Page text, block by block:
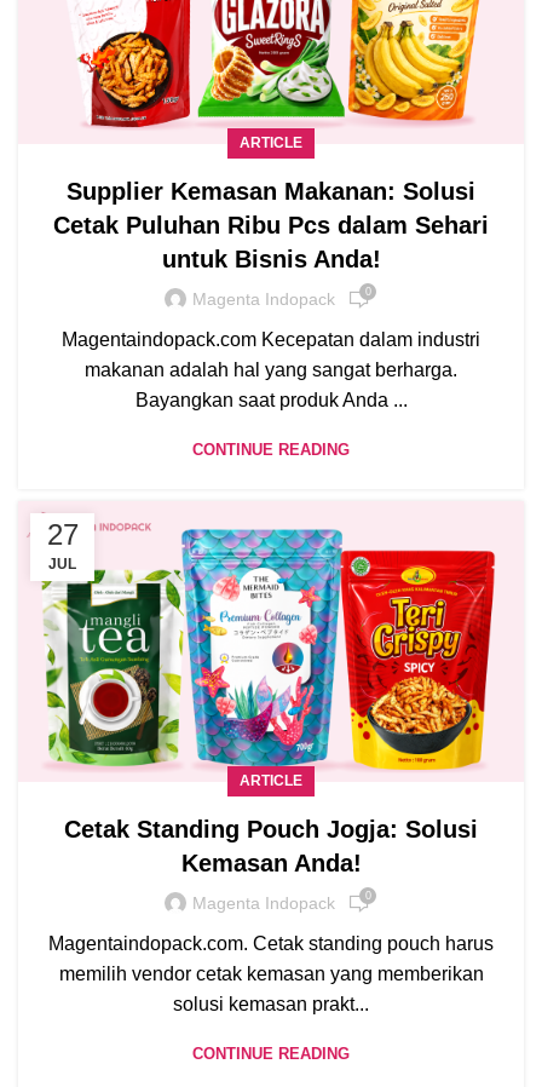
ARTICLE
Supplier Kemasan Makanan: Solusi
Cetak Puluhan Ribu Pcs dalam Sehari
untuk Bisnis Anda!
Magenta Indopack 0
Magentaindopack.com Kecepatan dalam industri
makanan adalah hal yang sangat berharga.
Bayangkan saat produk Anda ...
CONTINUE READING
27
JUL
ARTICLE
Cetak Standing Pouch Jogja: Solusi
Kemasan Anda!
Magenta Indopack 0
Magentaindopack.com. Cetak standing pouch harus
memilih vendor cetak kemasan yang memberikan
solusi kemasan prakt...
CONTINUE READING